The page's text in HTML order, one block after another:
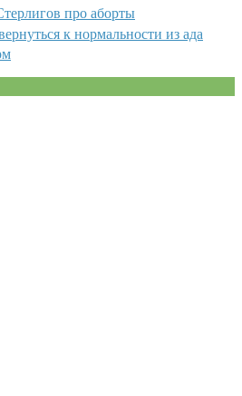
про аборты
к нормальности из ада